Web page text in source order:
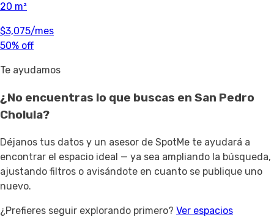
20 m²
$3,075/mes
50% off
Te ayudamos
¿No encuentras lo que buscas en San Pedro
Cholula?
Déjanos tus datos y un asesor de SpotMe te ayudará a
encontrar el espacio ideal — ya sea ampliando la búsqueda,
ajustando filtros o avisándote en cuanto se publique uno
nuevo.
¿Prefieres seguir explorando primero? Ver espacios